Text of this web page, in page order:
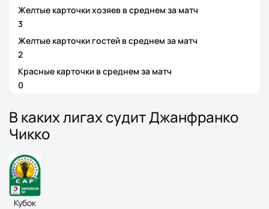
Желтые карточки хозяев в среднем за матч
3
Желтые карточки гостей в среднем за матч
2
Красные карточки в среднем за матч
0
В каких лигах судит Джанфранко
Чикко
Кубок